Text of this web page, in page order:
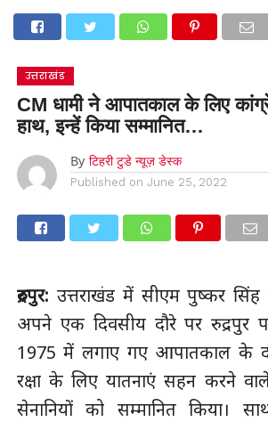
उत्तराखंड
CM धामी ने आपातकाल के लिए
हाथ, इन्हें किया सम्मानित…
By टिहरी टुडे न्यूज़ डेस्क
Published on June 25, 2022
रुद्रपुर: उत्तराखंड में सीएम पुष्कर सिंह
अपने एक दिवसीय दौरे पर रुद्रपुर
1975 में लगाए गए आपातकाल के
रक्षा के लिए यातनाएं सहन करने
सेनानियों को सम्मानित किया।